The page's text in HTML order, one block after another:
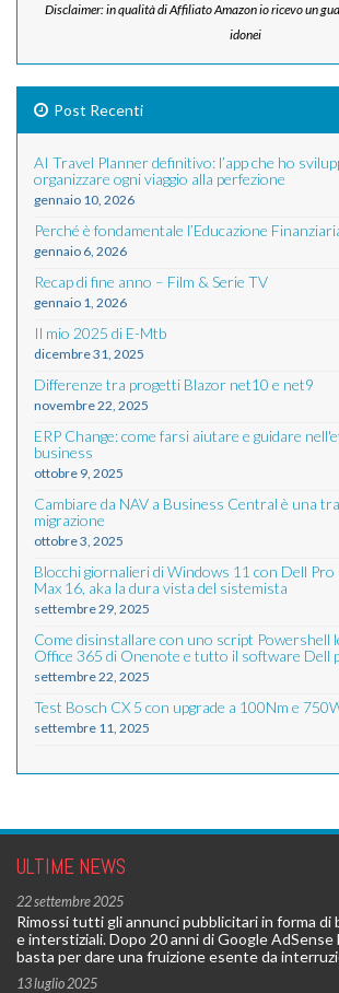
Disclaimer: in qualità di Affiliato Amazon io ricevo un
idonei
Post Recenti
AI Travel Planner definitivo: l’app che ho
organizzare ogni viaggio alla perfezione
gennaio 10, 2026
Perché è fondamentale l’Educazione
gennaio 6, 2026
Recap di fine anno – Film & Serie TV
gennaio 1, 2026
Il mio 2025 di E-Mtb
dicembre 31, 2025
Differenze tra progetti Blazor net10 e net9
novembre 22, 2025
ERP Change: come farsi aiutare e guidare
business
ottobre 9, 2025
Cambiare da NAV a Business Central è una
migrazione
ottobre 3, 2025
Blocchi giornalieri di Windows 11 con Dell Pro
Max 16, aka la dura vista del sistemista
settembre 29, 2025
Come disinstallare con uno script Powershell
Office 365 di Onenote e tutto il software Dell
settembre 22, 2025
Test Bosch CX 5 con upgrade a 100Nm e
settembre 11, 2025
ULTIME NEWS
22 settembre 2025
Rimossi tutti gli annunci pubblicitari in forma di
e interstiziali. Dopo 20 anni di Google AdSense
basta per dare una fruizione esente da
13 luglio 2025